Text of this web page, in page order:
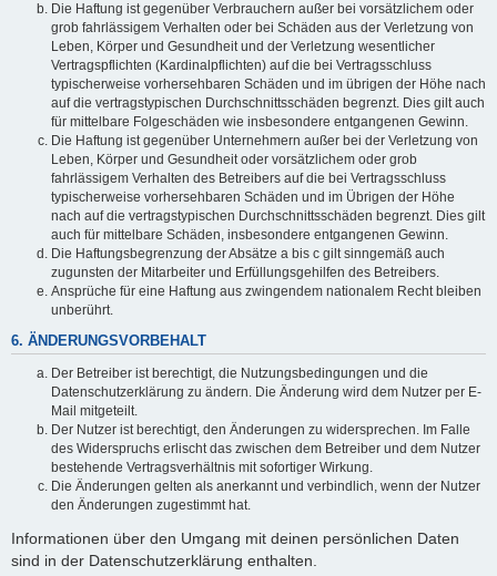
Die Haftung ist gegenüber Verbrauchern außer bei vorsätzlichem oder
grob fahrlässigem Verhalten oder bei Schäden aus der Verletzung von
Leben, Körper und Gesundheit und der Verletzung wesentlicher
Vertragspflichten (Kardinalpflichten) auf die bei Vertragsschluss
typischerweise vorhersehbaren Schäden und im übrigen der Höhe nach
auf die vertragstypischen Durchschnittsschäden begrenzt. Dies gilt auch
für mittelbare Folgeschäden wie insbesondere entgangenen Gewinn.
Die Haftung ist gegenüber Unternehmern außer bei der Verletzung von
Leben, Körper und Gesundheit oder vorsätzlichem oder grob
fahrlässigem Verhalten des Betreibers auf die bei Vertragsschluss
typischerweise vorhersehbaren Schäden und im Übrigen der Höhe
nach auf die vertragstypischen Durchschnittsschäden begrenzt. Dies gilt
auch für mittelbare Schäden, insbesondere entgangenen Gewinn.
Die Haftungsbegrenzung der Absätze a bis c gilt sinngemäß auch
zugunsten der Mitarbeiter und Erfüllungsgehilfen des Betreibers.
Ansprüche für eine Haftung aus zwingendem nationalem Recht bleiben
unberührt.
6. ÄNDERUNGSVORBEHALT
Der Betreiber ist berechtigt, die Nutzungsbedingungen und die
Datenschutzerklärung zu ändern. Die Änderung wird dem Nutzer per E-
Mail mitgeteilt.
Der Nutzer ist berechtigt, den Änderungen zu widersprechen. Im Falle
des Widerspruchs erlischt das zwischen dem Betreiber und dem Nutzer
bestehende Vertragsverhältnis mit sofortiger Wirkung.
Die Änderungen gelten als anerkannt und verbindlich, wenn der Nutzer
den Änderungen zugestimmt hat.
Informationen über den Umgang mit deinen persönlichen Daten
sind in der Datenschutzerklärung enthalten.